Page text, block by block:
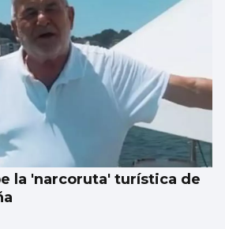
la 'narcoruta' turística de